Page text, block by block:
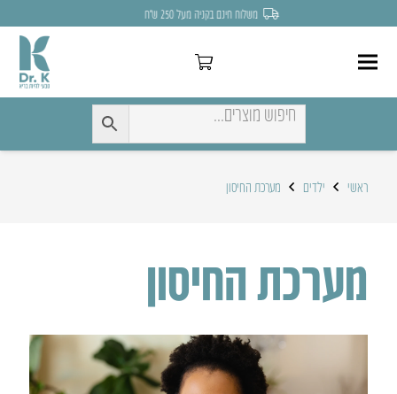
משלוח חינם בקניה מעל 250 ש״ח
ראשי ילדים מערכת החיסון
מערכת החיסון